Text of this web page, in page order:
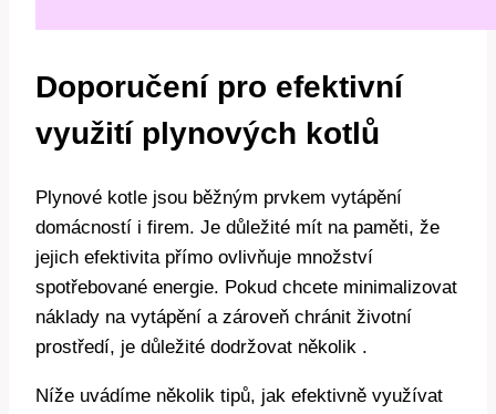
Doporučení pro efektivní
využití plynových kotlů
Plynové kotle jsou běžným prvkem vytápění
domácností i firem. Je důležité mít na paměti, že
jejich efektivita přímo ovlivňuje množství
spotřebované energie. Pokud chcete minimalizovat
náklady na vytápění a zároveň chránit životní
prostředí, je důležité dodržovat několik .
Níže uvádíme několik tipů, jak efektivně využívat